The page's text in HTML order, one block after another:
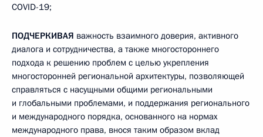
COVID-19;
ПОДЧЕРКИВАЯ важность взаимного доверия, активного
диалога и сотрудничества, а также многостороннего
подхода к решению проблем с целью укрепления
многосторонней региональной архитектуры, позволяющей
справляться с насущными общими региональными
и глобальными проблемами, и поддержания регионального
и международного порядка, основанного на нормах
международного права, внося таким образом вклад